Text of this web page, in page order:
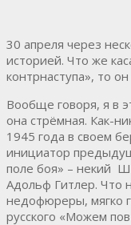
30 апреля через
историей. Что же
контрнаступа», то
Вообще говоря, я в
она стрёмная. Как-
1945 года в своем
инициатор
поле боя» – некий
Адольф Гитлер. Что
недофюреры, мягко
русского «Можем